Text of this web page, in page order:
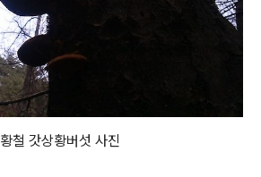
황철 갓상황버섯 사진